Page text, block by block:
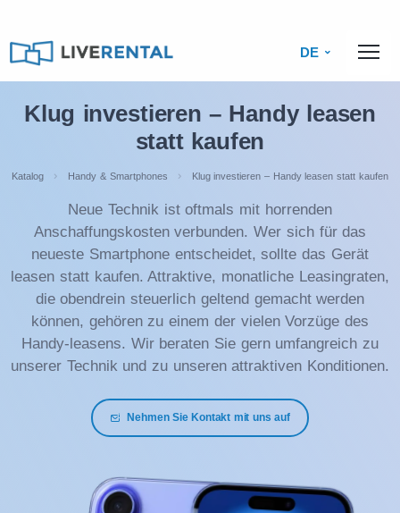
DE
Klug investieren – Handy leasen
statt kaufen
Katalog Handy & Smartphones Klug investieren – Handy leasen statt kaufen
Neue Technik ist oftmals mit horrenden
Anschaffungskosten verbunden. Wer sich für das
neueste Smartphone entscheidet, sollte das Gerät
leasen statt kaufen. Attraktive, monatliche Leasingraten,
die obendrein steuerlich geltend gemacht werden
können, gehören zu einem der vielen Vorzüge des
Handy-leasens. Wir beraten Sie gern umfangreich zu
unserer Technik und zu unseren attraktiven Konditionen.
Nehmen Sie Kontakt mit uns auf